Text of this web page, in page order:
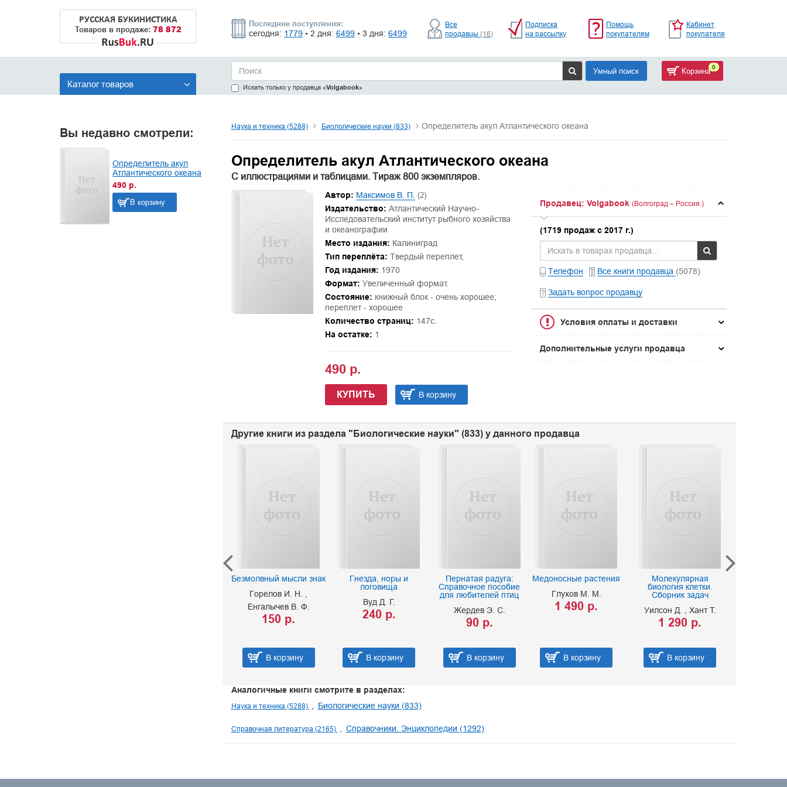
РУССКАЯ БУКИНИСТИКА
Товаров в продаже: 78 872
Последние поступления:
сегодня: 1779 • 2 дня: 6499 • 3 дня: 6499
Все
продавцы (16)
Подписка
на рассылку
Помощь
покупателям
Кабинет
покупателя
Каталог товаров Искать только у продавца «Volgabook»
Умный поиск Корзина 0
Вы недавно смотрели:
Определитель акул
Атлантического океана
490 р.
В корзину
Наука и техника (5288) Биологические науки (833) Определитель акул Атлантического океана
Определитель акул Атлантического океана
С иллюстрациями и таблицами. Тираж 800 экземпляров.
Автор: Максимов В. П. (2)
Издательство: Атлантический Научно-
Исследовательский институт рыбного хозяйства
и океанографии
Место издания: Калиниград
Тип переплёта: Твердый переплет,
Год издания: 1970
Формат: Увеличенный формат.
Состояние: книжный блок - очень хорошее;
переплет - хорошее
Количество страниц: 147с.
На остатке: 1
490 р.
КУПИТЬ В корзину
Продавец: Volgabook (Волгоград – Россия.)
(1719 продаж с 2017 г.)
Телефон Все книги продавца (5078)
Задать вопрос продавцу
Условия оплаты и доставки
Дополнительные услуги продавца
Другие книги из раздела "Биологические науки" (833) у данного продавца
Безмолвный мысли знак
Горелов И. Н.
Енгалычев В. Ф.
150 р.
В корзину
Гнезда, норы и
логовища
Вуд Д. Г.
240 р.
В корзину
Пернатая радуга:
Справочное пособие
для любителей птиц
Жердев Э. С.
90 р.
В корзину
Медоносные растения
Глухов М. М.
1 490 р.
В корзину
Молекулярная
биология клетки.
Сборник задач
Уилсон Д.
Хант Т.
1 290 р.
В корзину
Аналогичные книги смотрите в разделах:
Наука и техника (5288) Биологические науки (833)
Справочная литература (2165) Справочники. Энциклопедии (1292)